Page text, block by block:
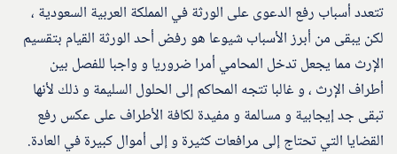
تتعدد أسباب رفع الدعوى على الورثة في المملكة العربية السعودية ،
لكن يبقى من أبرز الأسباب شيوعا هو رفض أحد الورثة القيام بتقسيم
الإرث مما يجعل تدخل المحامي أمرا ضروريا و واجبا للفصل بين
أطراف الإرث ، و غالبا تتجه المحاكم إلى الحلول السليمة و ذلك لأنها
تبقى جد إيجابية و مسالمة و مفيدة لكافة الأطراف على عكس رفع
القضايا التي تحتاج إلى مرافعات كثيرة و إلى أموال كبيرة في العادة.